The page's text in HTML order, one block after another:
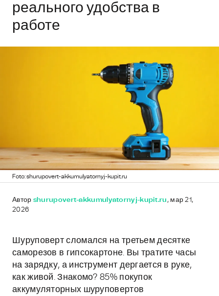
реального удобства в
работе
Foto: shurupovert-akkumulyatornyj-kupit.ru
Автор shurupovert-akkumulyatornyj-kupit.ru , мар 21,
2026
Шуруповерт сломался на третьем десятке
саморезов в гипсокартоне. Вы тратите часы
на зарядку, а инструмент дергается в руке,
как живой. Знакомо? 85% покупок
аккумуляторных шуруповертов